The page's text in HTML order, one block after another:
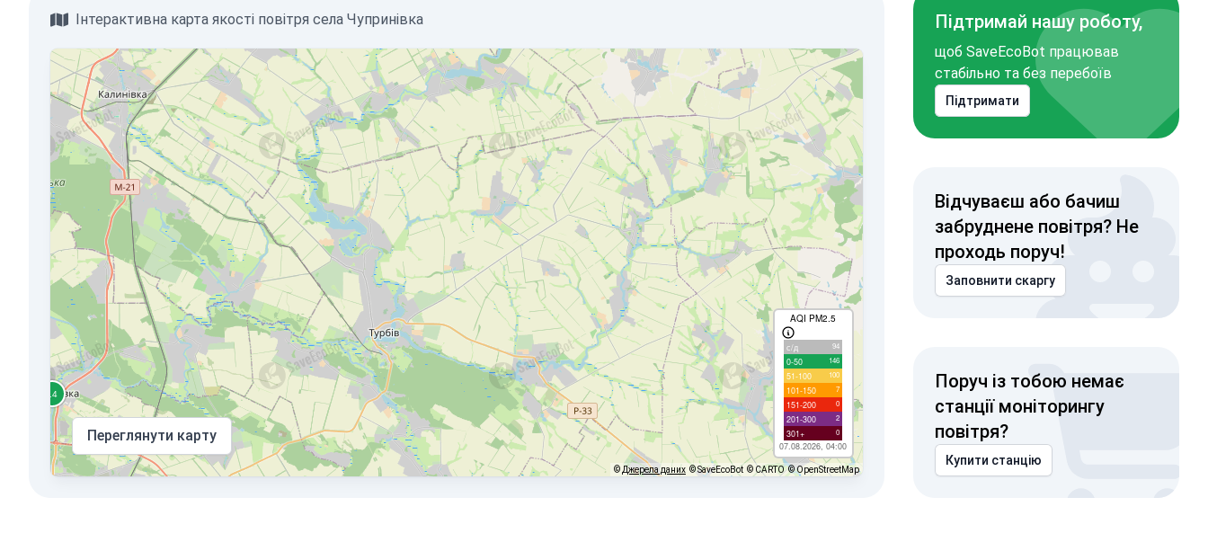
Інтерактивна карта якості повітря села Чупринівка
AQI PM2.5
с/д 94
0-50 146
51-100 100
101-150 7
151-200 0
201-300 2
301+ 0
07.08.2026, 04:00
Переглянути карту
© Джерела даних © SaveEcoBot © CARTO © OpenStreetMap
Підтримай нашу роботу,
щоб SaveEcoBot працював
стабільно та без перебоїв
Підтримати
Відчуваєш або бачиш
забруднене повітря? Не
проходь поруч!
Заповнити скаргу
Поруч із тобою немає
станції моніторингу
повітря?
Купити станцію